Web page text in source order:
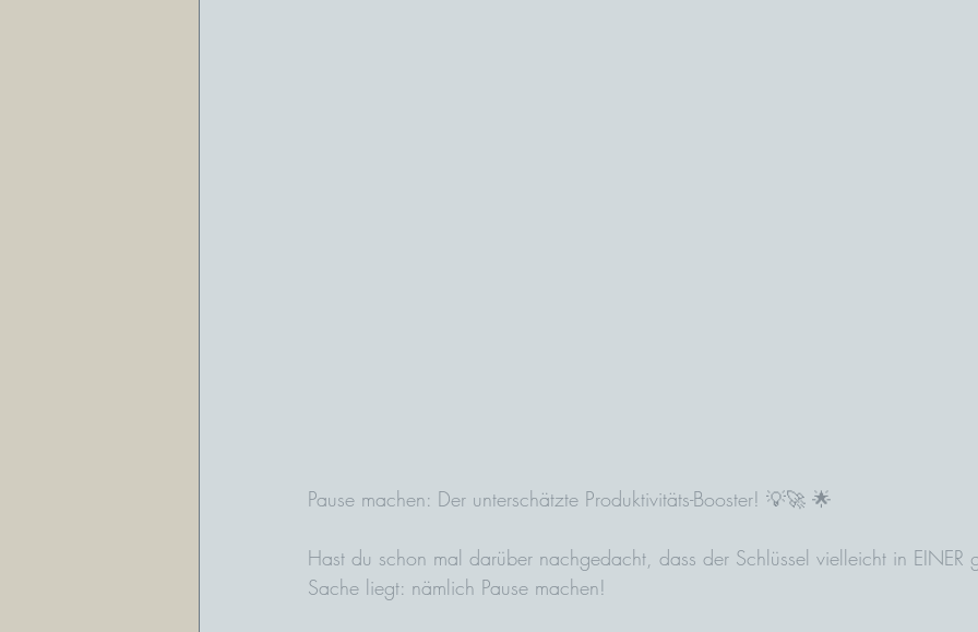
Pause machen: Der unterschätzte Produktivitäts-Booster! 💡🚀 🌟
Hast du schon mal darüber nachgedacht, dass der Schlüssel vielleicht in EINER
Sache liegt: nämlich Pause machen!